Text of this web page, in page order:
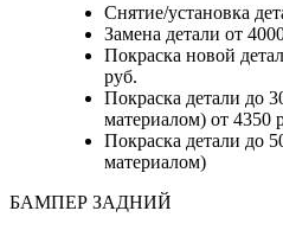
Снятие/установка
Замена детали от
Покраска новой
руб.
Покраска детали до
материалом) от 4350
Покраска детали до
материалом)
БАМПЕР ЗАДНИЙ